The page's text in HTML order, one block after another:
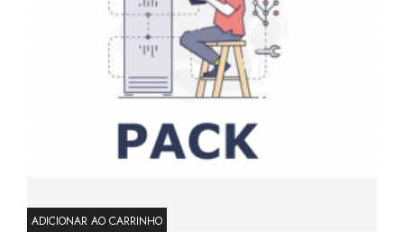
ADICIONAR AO CARRINHO